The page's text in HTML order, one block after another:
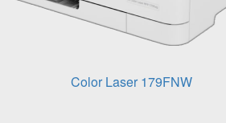
Color Laser 179FNW